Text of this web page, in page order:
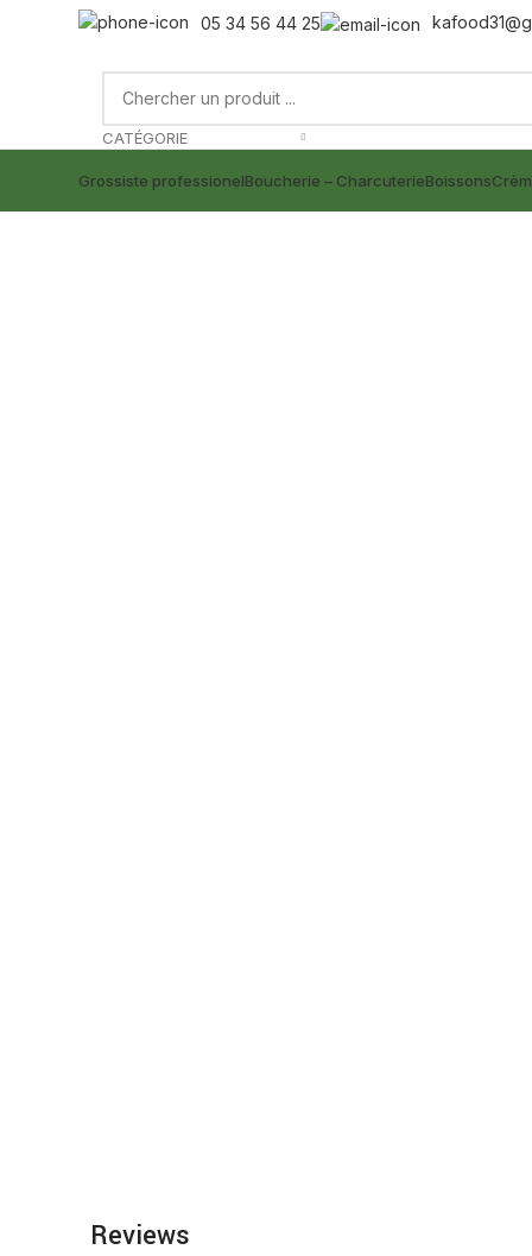
05 34 56 44 25
CATÉGORIE
Grossiste professionelBoucherie – CharcuterieBoissons
Reviews